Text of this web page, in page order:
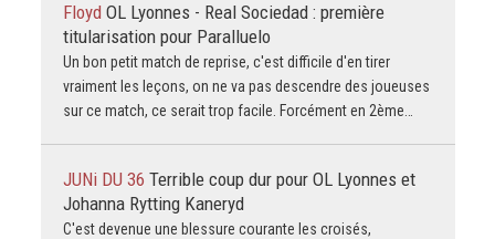
Floyd OL Lyonnes - Real Sociedad : première
titularisation pour Paralluelo
Un bon petit match de reprise, c'est difficile d'en tirer
vraiment les leçons, on ne va pas descendre des joueuses
sur ce match, ce serait trop facile. Forcément en 2ème…
JUNi DU 36 Terrible coup dur pour OL Lyonnes et
Johanna Rytting Kaneryd
C'est devenue une blessure courante les croisés,